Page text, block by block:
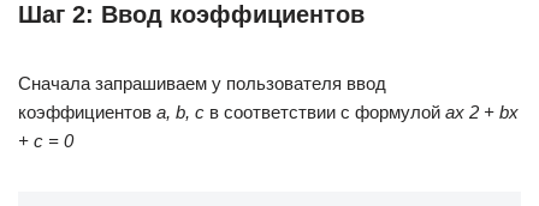
Шаг 2: Ввод коэффициентов
Сначала запрашиваем у пользователя ввод
коэффициентов a, b, c в соответствии с формулой ax 2 + bx
+ c = 0